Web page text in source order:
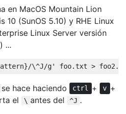
en MacOS Mountain Lion
10 (SunOS 5.10) y RHE Linux
Linux Server versión
...
se hace haciendo ctrl + v +
el \ antes del ^J .